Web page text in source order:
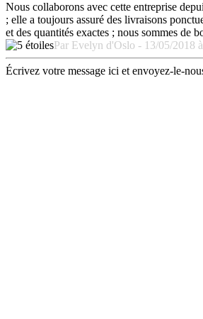
Nous collaborons avec cette entreprise
; elle a toujours assuré des livraisons
et des quantités exactes ; nous sommes de
Par Evelyn d'Oslo - 13/05/2018
Écrivez votre message ici et envoyez-le-